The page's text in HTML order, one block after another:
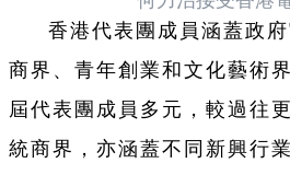
香港代表團成員涵蓋政
商界、青年創業和文化藝術界
屆代表團成員多元，較過往
統商界，亦涵蓋不同新興行